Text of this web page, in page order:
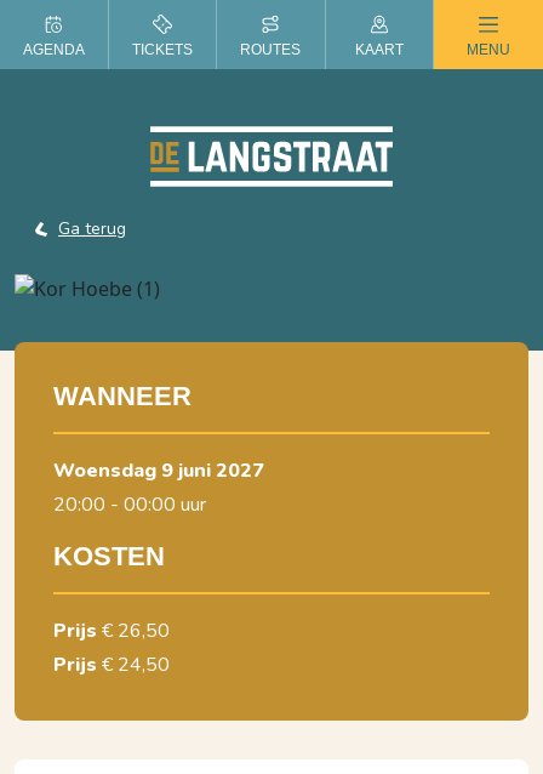
ZOMER IN DE LANGSTRAAT
Ga terug
WANNEER
woensdag 9 juni 2027
20:00 - 00:00 uur
KOSTEN
Prijs € 26,50
Prijs € 24,50
AGENDA TICKETS ROUTES KAART MENU